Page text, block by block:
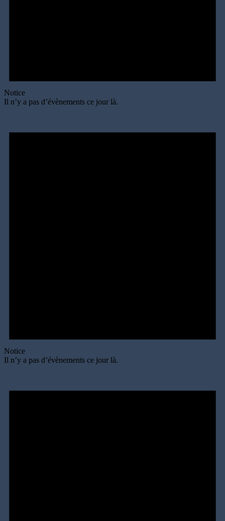
Notice
Il n’y a pas d’évènements ce jour là.
Notice
Il n’y a pas d’évènements ce jour là.